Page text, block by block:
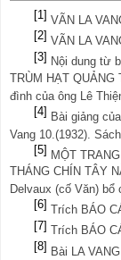
[1] VÃN LA
[2] VÃN LA
[3] Nội dung từ
TRÙM HẠT QUẢNG
đình của ông Lê
[4] Bài giảng
Vang 10.(1932).
[5] MỘT
THÁNG CHÍN TÂY
Delvaux (cố Văn)
[6] Trích BÁO
[7] Trích BÁO
[8] Bài LA